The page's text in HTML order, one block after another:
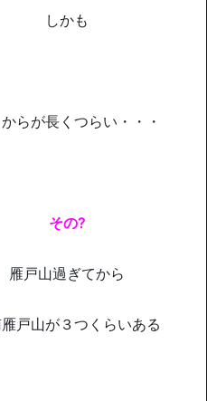
しかも
らが長くつらい・・・
その?
雁戸山過ぎてから
戸山が３つくらいある